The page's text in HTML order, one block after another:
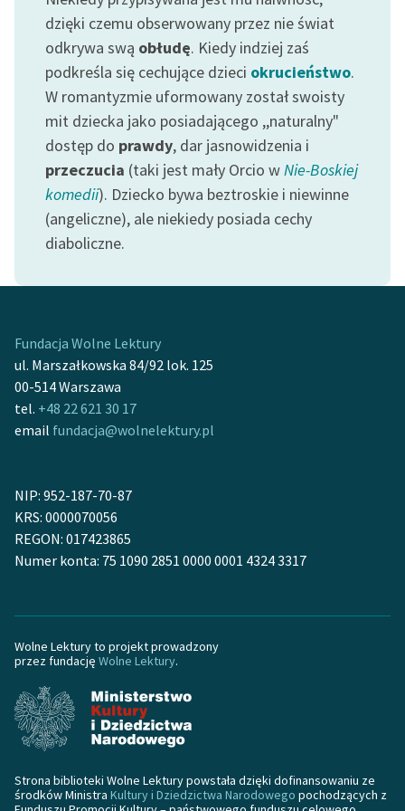
feministycznej
Ręce pełne poezji
Kolekcje edukacyjne
twórców przechodzących
do domeny publicznej,
lektur szkolnych oraz
Starego Testamentu
Odkurzamy bohaterów
Szkoła Poezji Wolnych
Kontakt
O projekcie
Zasady wykorzystania
Wolnych Lektur
Logotypy
Polityka prywatności
Regulamin biblioteki
Dane fundacji i
sprawozdania finansowe
Regulamin darowizn
Informacja o treściach
wrażliwych
dzięki czemu obserwowany przez nie świat
odkrywa swą obłudę. Kiedy indziej zaś
podkreśla się cechujące dzieci okrucieństwo.
W romantyzmie uformowany został swoisty
mit dziecka jako posiadającego ,,naturalny"
dostęp do prawdy, dar jasnowidzenia i
przeczucia (taki jest mały Orcio wNie-Boskiej
komedii). Dziecko bywa beztroskie i niewinne
(angeliczne), ale niekiedy posiada cechy
diaboliczne.
Fundacja Wolne Lektury
ul. Marszałkowska 84/92 lok. 125
00-514 Warszawa
tel. +48 22 621 30 17
email fundacja@wolnelektury.pl
NIP: 952-187-70-87
KRS: 0000070056
REGON: 017423865
Numer konta: 75 1090 2851 0000 0001 4324 3317
Wolne Lektury to projekt prowadzony
przez fundację Wolne Lektury.
Strona biblioteki Wolne Lektury powstała dzięki dofinansowaniu ze
środków Ministra Kultury i Dziedzictwa Narodowego pochodzących z